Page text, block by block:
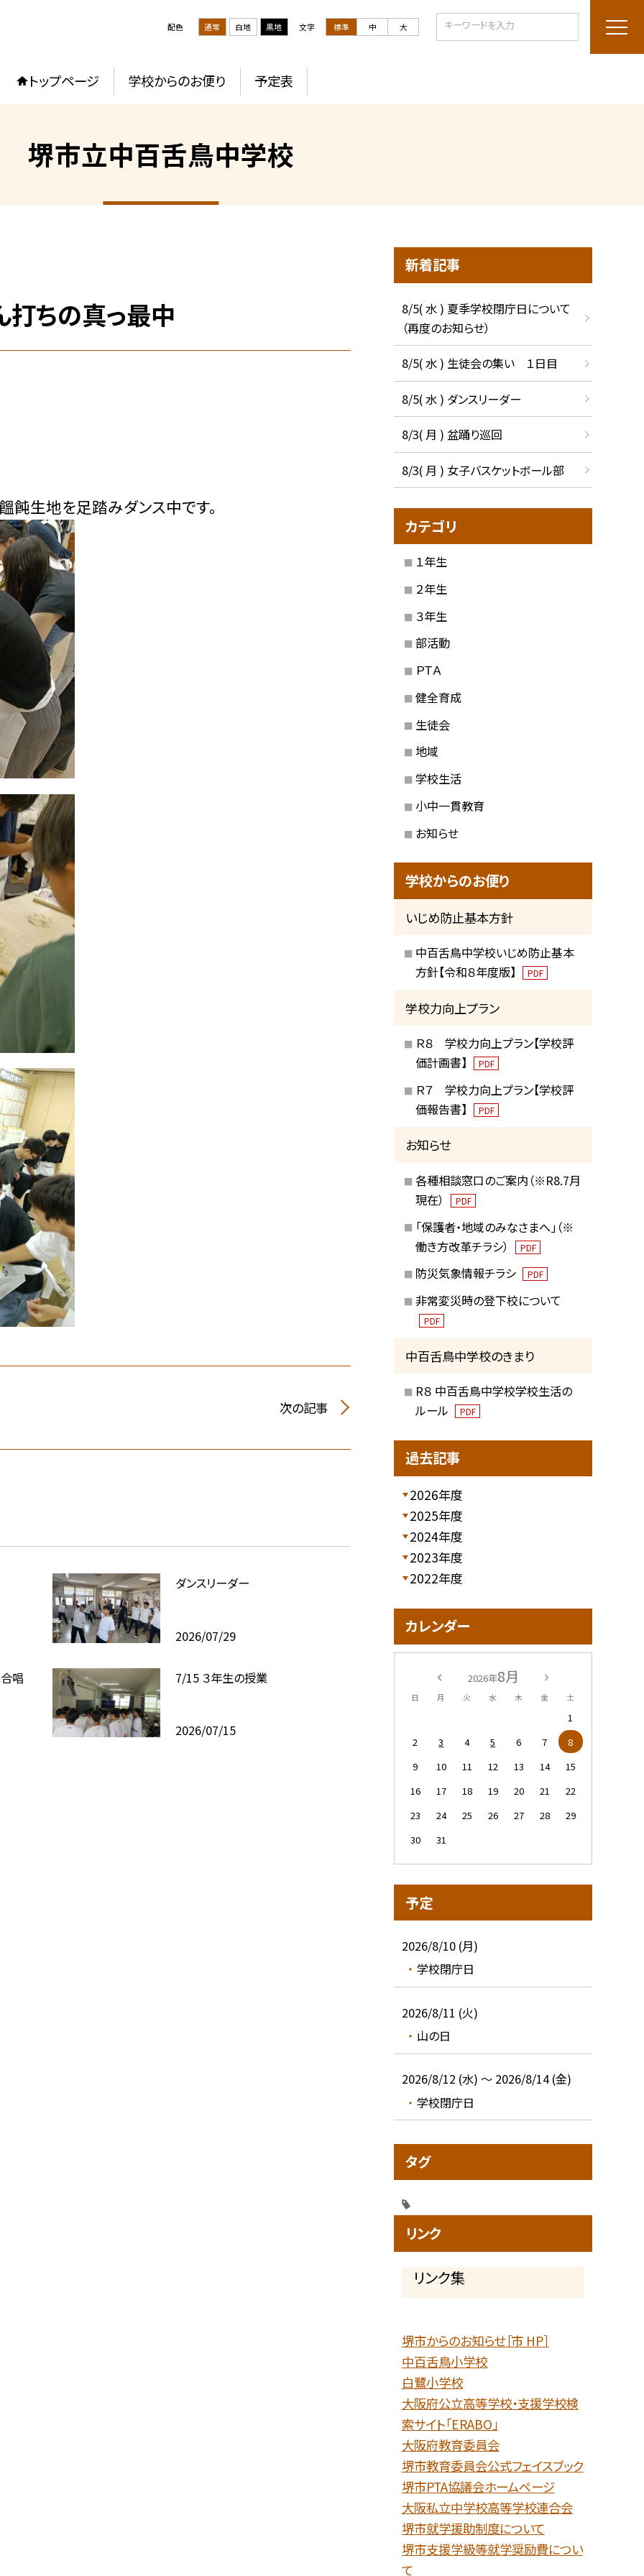
配色 通常 白地 黒地 文字 標準 中 大
トップページ 学校からのお便り 予定表
堺市立中百舌鳥中学校
打ちの真っ最中
飩生地を足踏みダンス中です。
次の記事
ダンスリーダー
2026/07/29
唱 7/15 ３年生の授業
2026/07/15
新着記事
8/5( 水 ) 夏季学校閉庁日について
（再度のお知らせ）
8/5( 水 ) 生徒会の集い １日目
8/5( 水 ) ダンスリーダー
8/3( 月 ) 盆踊り巡回
8/3( 月 ) 女子バスケットボール部
カテゴリ
１年生
２年生
３年生
部活動
ＰＴＡ
健全育成
生徒会
地域
学校生活
小中一貫教育
お知らせ
学校からのお便り
いじめ防止基本方針
中百舌鳥中学校いじめ防止基本
方針【令和８年度版】
PDF
学校力向上プラン
Ｒ８ 学校力向上プラン【学校評
価計画書】
PDF
Ｒ７ 学校力向上プラン【学校評
価報告書】
PDF
お知らせ
各種相談窓口のご案内（※R8.7月
現在）
PDF
「保護者・地域のみなさまへ」（※
働き方改革チラシ）
PDF
防災気象情報チラシ PDF
非常変災時の登下校について
PDF
中百舌鳥中学校のきまり
R８ 中百舌鳥中学校学校生活の
ルール
PDF
過去記事
2026年度
2025年度
2024年度
2023年度
2022年度
カレンダー
2026年8月
日 月 火 水 木 金 土
1
2
3 4 5 6 7
8
9
10 11 12 13 14
15
16
17 18 19 20 21
22
23
24 25 26 27 28
29
30
31
予定
2026/8/10 (月)
学校閉庁日
2026/8/11 (火)
山の日
2026/8/12 (水) ～ 2026/8/14 (金)
学校閉庁日
タグ
リンク
リンク集
堺市からのお知らせ［市 HP］
中百舌鳥小学校
白鷺小学校
大阪府公立高等学校・支援学校検
索サイト「ERABO」
大阪府教育委員会
堺市教育委員会公式フェイスブック
堺市PTA協議会ホームページ
大阪私立中学校高等学校連合会
堺市就学援助制度について
堺市支援学級等就学奨励費につい
て